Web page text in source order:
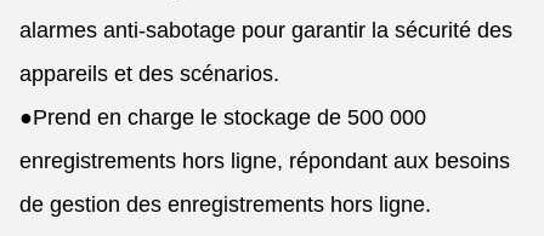
alarmes anti-sabotage pour garantir la sécurité des
appareils et des scénarios.
●Prend en charge le stockage de 500 000
enregistrements hors ligne, répondant aux besoins
de gestion des enregistrements hors ligne.